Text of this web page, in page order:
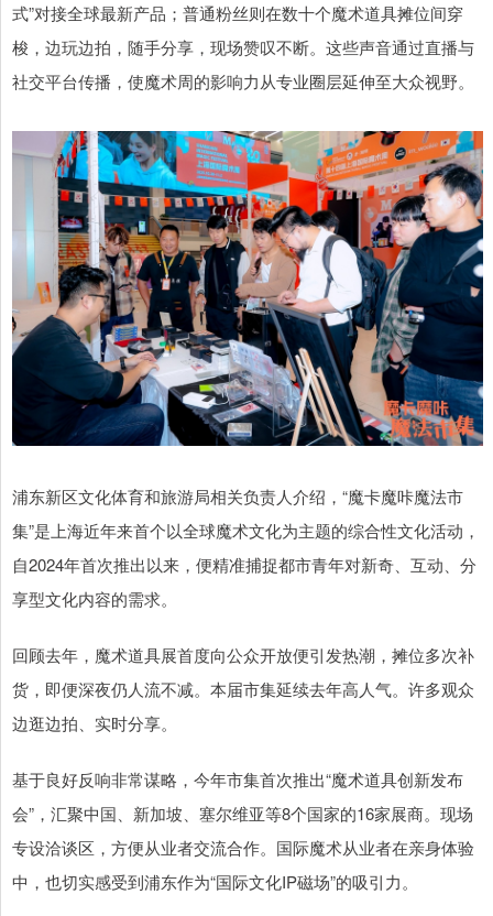
式”对接全球最新产品；普通粉丝则在数十个魔术道具摊位间穿
梭，边玩边拍，随手分享，现场赞叹不断。这些声音通过直播与
社交平台传播，使魔术周的影响力从专业圈层延伸至大众视野。
浦东新区文化体育和旅游局相关负责人介绍，“魔卡魔咔魔法市
集”是上海近年来首个以全球魔术文化为主题的综合性文化活动，
自2024年首次推出以来，便精准捕捉都市青年对新奇、互动、分
享型文化内容的需求。
回顾去年，魔术道具展首度向公众开放便引发热潮，摊位多次补
货，即便深夜仍人流不减。本届市集延续去年高人气。许多观众
边逛边拍、实时分享。
基于良好反响非常谋略，今年市集首次推出“魔术道具创新发布
会”，汇聚中国、新加坡、塞尔维亚等8个国家的16家展商。现场
专设洽谈区，方便从业者交流合作。国际魔术从业者在亲身体验
中，也切实感受到浦东作为“国际文化IP磁场”的吸引力。